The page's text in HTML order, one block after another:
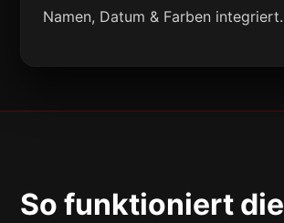
Namen, Datum & Farben integriert.
So funktioniert die